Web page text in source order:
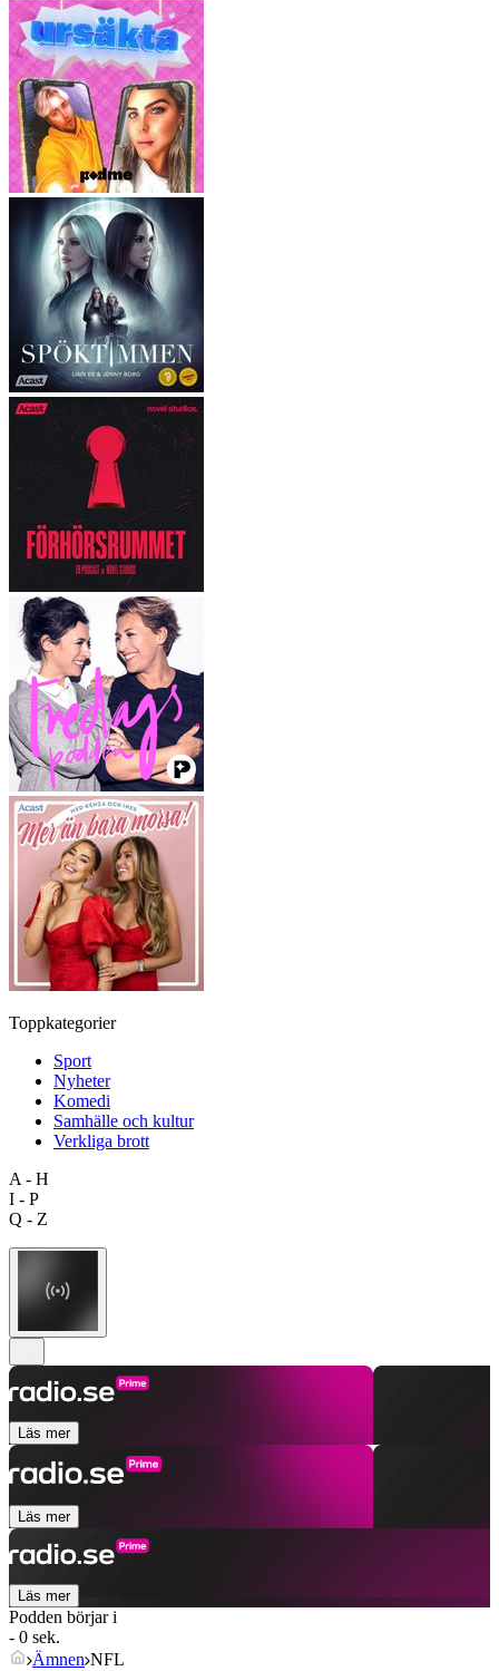
Toppkategorier
Sport
Nyheter
Komedi
Samhälle och kultur
Verkliga brott
A - H
I - P
Q - Z
Läs mer
Läs mer
Läs mer
Podden börjar i
- 0 sek.
Ämnen NFL